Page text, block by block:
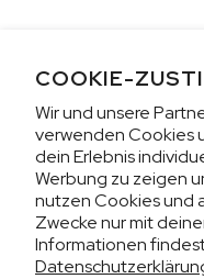
COOKIE-
Wir und unsere
verwenden Cookies
dein Erlebnis
Werbung zu zeigen
nutzen Cookies und
Zwecke nur mit
Informationen
CHF 5,250
WILD ONE
TURQUOISE
42mm